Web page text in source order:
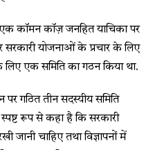
एक कॉमन कॉज़ जनहित याचिका पर
सरकारी योजनाओं के प्रचार के लिए
एक समिति का गठन किया था.
पर गठित तीन सदस्यीय समिति
रूप से कहा है कि सरकारी
जानी चाहिए तथा विज्ञापनों में